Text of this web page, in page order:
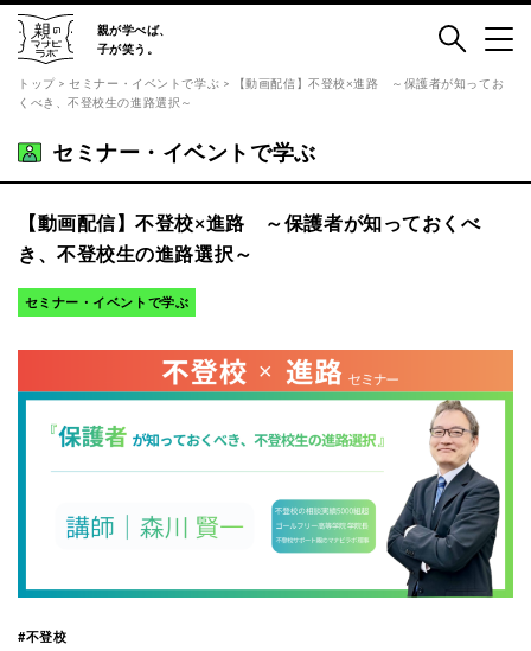
親が学べば、
子が笑う。
トップ>セミナー・イベントで学ぶ > 【動画配信】不登校×進路 ～保護者が知ってお
くべき、不登校生の進路選択～
セミナー・イベントで学ぶ
【動画配信】不登校×進路 ～保護者が知っておくべ
き、不登校生の進路選択～
セミナー・イベントで学ぶ
不登校
親が笑えば、
子が笑う
コラムで学ぶ
セミナー・イベントで学ぶ
本で学ぶ
注目の記事
Facebook
親のマナビラボとは
不登校の子どもを支えたいと思うほど、親は悩み、迷い、孤独になりがち
です。